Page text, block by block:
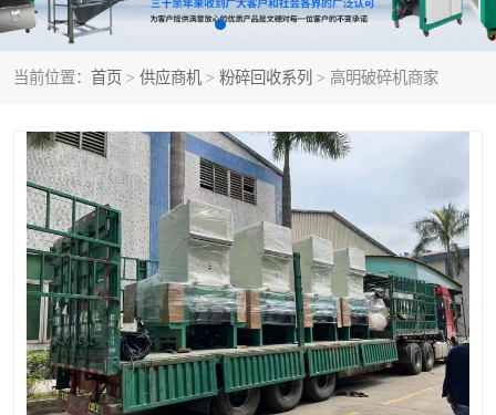
当前位置： 首页 > 供应商机 > 粉碎回收系列 > 高明破碎机商家
三机一体除湿干燥机 塑料干燥机
塑料混色机 模温机
供料输送系列 塑料吸料机
三机一体除湿机